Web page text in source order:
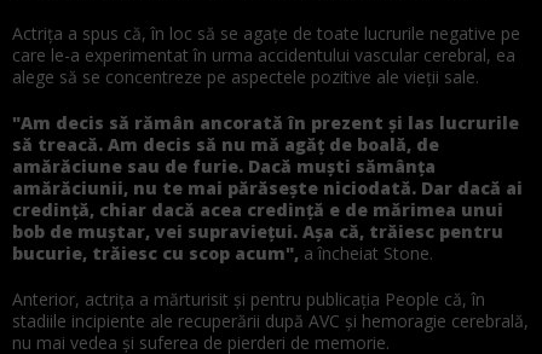
Actrița a spus că, în loc să se agațe de toate lucrurile negative pe
care le-a experimentat în urma accidentului vascular cerebral, ea
alege să se concentreze pe aspectele pozitive ale vieții sale.
"Am decis să rămân ancorată în prezent și las lucrurile
să treacă. Am decis să nu mă agăț de boală, de
amărăciune sau de furie. Dacă muști sămânța
amărăciunii, nu te mai părăsește niciodată. Dar dacă ai
credință, chiar dacă acea credință e de mărimea unui
bob de muștar, vei supraviețui. Așa că, trăiesc pentru
bucurie, trăiesc cu scop acum", a încheiat Stone.
Anterior, actrița a mărturisit și pentru publicația People că, în
stadiile incipiente ale recuperării după AVC și hemoragie cerebrală,
nu mai vedea și suferea de pierderi de memorie.